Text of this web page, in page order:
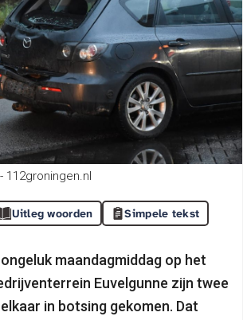
112groningen.nl
Uitleg woorden Simpele tekst
maandagmiddag op het
Euvelgunne zijn twee
in botsing gekomen. Dat